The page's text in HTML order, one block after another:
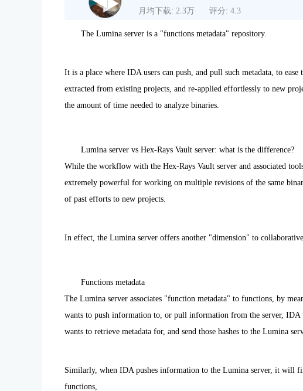
月均下载: 2.3万
评分: 4.3
The Lumina server is a "functions metadata" repository.
It is a place where IDA users can push, and pull such metadata, to
extracted from existing projects, and re-applied effortlessly to new
the amount of time needed to analyze binaries.
Lumina server vs Hex-Rays Vault server: what is the difference?
While the workflow with the Hex-Rays Vault server and associated
extremely powerful for working on multiple revisions of the same
of past efforts to new projects.
In effect, the Lumina server offers another "dimension" to collaborative
Functions metadata
The Lumina server associates "function metadata" to functions, by
wants to push information to, or pull information from the server,
wants to retrieve metadata for, and send those hashes to the Lumina
Similarly, when IDA pushes information to the Lumina server, it will
functions,